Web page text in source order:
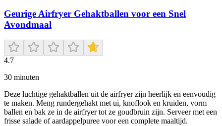
Geurige Airfryer Gehaktballen voor een Snel
Avondmaal
4.7
30 minuten
Deze luchtige gehaktballen uit de airfryer zijn heerlijk en eenvoudig
te maken. Meng rundergehakt met ui, knoflook en kruiden, vorm
ballen en bak ze in de airfryer tot ze goudbruin zijn. Serveer met een
frisse salade of aardappelpuree voor een complete maaltijd.